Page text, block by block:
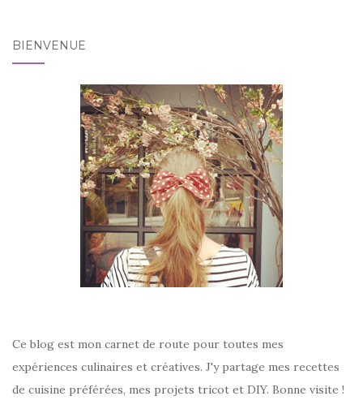
BIENVENUE
Ce blog est mon carnet de route pour toutes mes
expériences culinaires et créatives. J'y partage mes recettes
de cuisine préférées, mes projets tricot et DIY. Bonne visite !